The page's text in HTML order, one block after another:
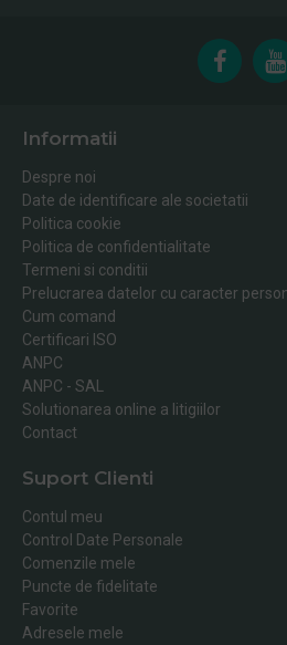
Informatii
Despre noi
Date de identificare ale societatii
Politica cookie
Politica de confidentialitate
Termeni si conditii
Prelucrarea datelor cu caracter
Cum comand
Certificari ISO
ANPC
ANPC - SAL
Solutionarea online a litigiilor
Contact
Suport Clienti
Contul meu
Control Date Personale
Comenzile mele
Puncte de fidelitate
Favorite
Adresele mele